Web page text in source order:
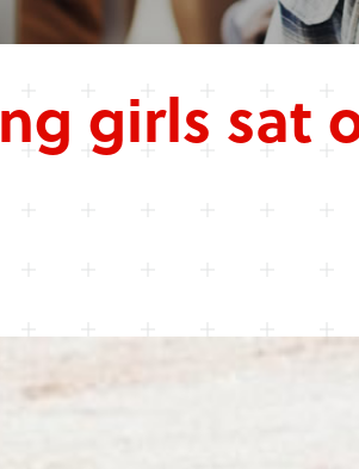
girls sat